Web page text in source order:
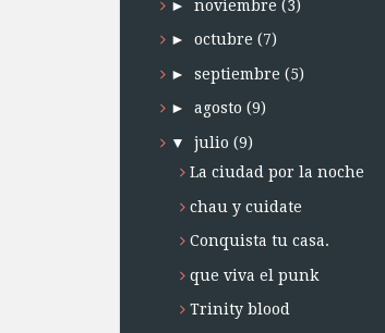
► noviembre (3)
► octubre (7)
► septiembre (5)
► agosto (9)
▼
julio (9)
La ciudad por la noche
chau y cuidate
Conquista tu casa.
que viva el punk
Trinity blood